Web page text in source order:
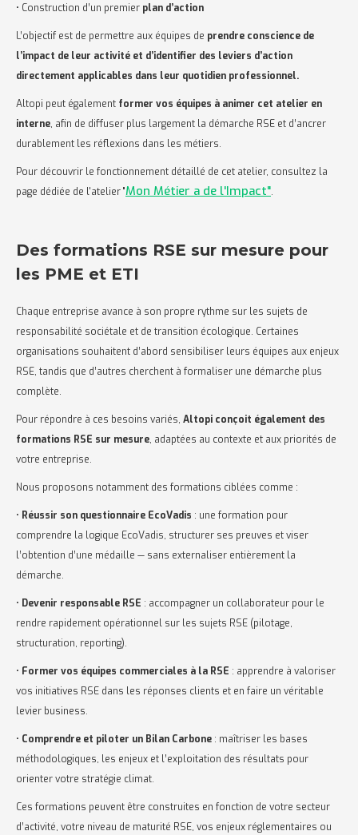
• Construction d’un premier plan d’action
L’objectif est de permettre aux équipes de prendre conscience de
l’impact de leur activité et d’identifier des leviers d’action
directement applicables dans leur quotidien professionnel.
Altopi peut également former vos équipes à animer cet atelier en
interne, afin de diffuser plus largement la démarche RSE et d’ancrer
durablement les réflexions dans les métiers.
Pour découvrir le fonctionnement détaillé de cet atelier, consultez la
page dédiée de l'atelier "Mon Métier a de l'Impact".
Des formations RSE sur mesure pour
les PME et ETI
Chaque entreprise avance à son propre rythme sur les sujets de
responsabilité sociétale et de transition écologique. Certaines
organisations souhaitent d’abord sensibiliser leurs équipes aux enjeux
RSE, tandis que d’autres cherchent à formaliser une démarche plus
complète.
Pour répondre à ces besoins variés, Altopi conçoit également des
formations RSE sur mesure, adaptées au contexte et aux priorités de
votre entreprise.
Nous proposons notamment des formations ciblées comme :
• Réussir son questionnaire EcoVadis : une formation pour
comprendre la logique EcoVadis, structurer ses preuves et viser
l’obtention d’une médaille — sans externaliser entièrement la
démarche.
• Devenir responsable RSE : accompagner un collaborateur pour le
rendre rapidement opérationnel sur les sujets RSE (pilotage,
structuration, reporting).
• Former vos équipes commerciales à la RSE : apprendre à valoriser
vos initiatives RSE dans les réponses clients et en faire un véritable
levier business.
• Comprendre et piloter un Bilan Carbone : maîtriser les bases
méthodologiques, les enjeux et l’exploitation des résultats pour
orienter votre stratégie climat.
Ces formations peuvent être construites en fonction de votre secteur
d’activité, votre niveau de maturité RSE, vos enjeux réglementaires ou